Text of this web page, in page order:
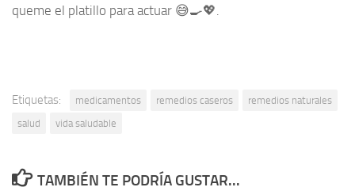
queme el platillo para actuar 😅🍳💖.
Etiquetas: medicamentos remedios caseros
remedios naturales
salud
vida saludable
TAMBIÉN TE PODRÍA GUSTAR...